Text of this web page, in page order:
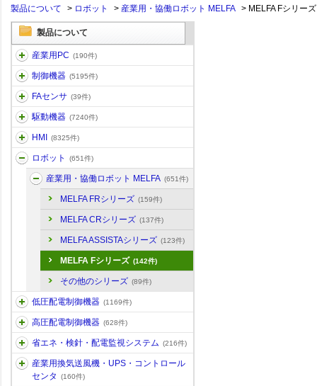
製品について > ロボット > 産業用・協働ロボット MELFA > MELFA Fシリーズ
製品について
産業用PC (190件)
制御機器 (5195件)
FAセンサ (39件)
駆動機器 (7240件)
HMI (8325件)
ロボット (651件)
産業用・協働ロボット MELFA (651件)
MELFA FRシリーズ (159件)
MELFA CRシリーズ (137件)
MELFA ASSISTAシリーズ (123件)
MELFA Fシリーズ (142件)
その他のシリーズ (89件)
低圧配電制御機器 (1169件)
高圧配電制御機器 (628件)
省エネ・検針・配電監視システム (216件)
産業用換気送風機・UPS・コントロール
センタ
(160件)